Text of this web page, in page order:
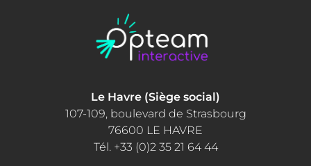
Le Havre (Siège social)
107-109, boulevard de Strasbourg
76600 LE HAVRE
Tél. +33 (0)2 35 21 64 44